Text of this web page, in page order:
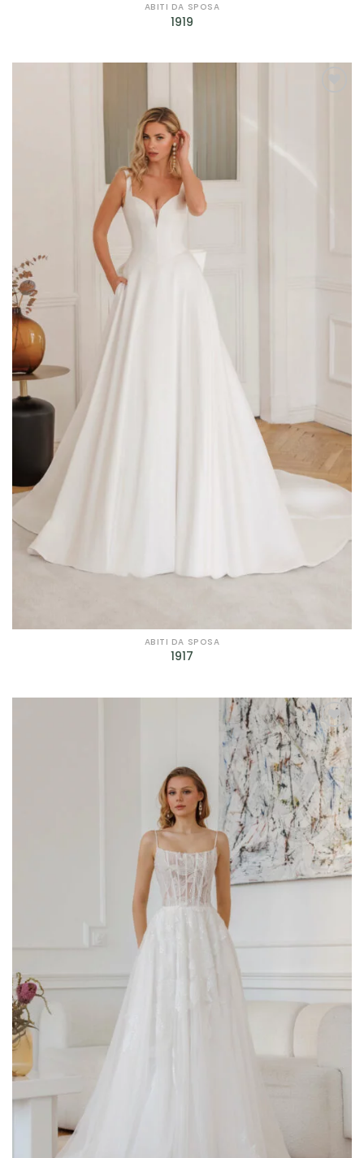
ABITI DA SPOSA
1919
ABITI DA SPOSA
1917
AGGIUNGI
ALLA TUA
LISTA DEI
DESIDERI